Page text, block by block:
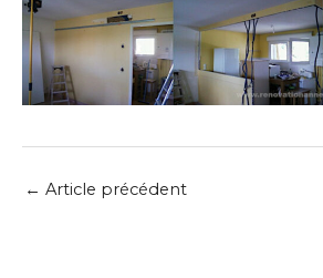
← Article précédent